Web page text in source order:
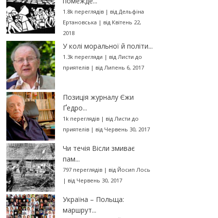
1.8k переглядів| від Дельфіна
Ертановська | від Квітень 22,
2018
У колі моральної й політи...
1.3k перегляди | від Листи до
приятелів| від Липень 6, 2017
Позиція журналу Єжи
Ґедро...
1k переглядів| від Листи до
приятелів| від Червень 30, 2017
Чи течія Вісли змиває
пам...
797 переглядів| від Йосип Лось
| від Червень 30, 2017
Україна – Польща:
маршрут...